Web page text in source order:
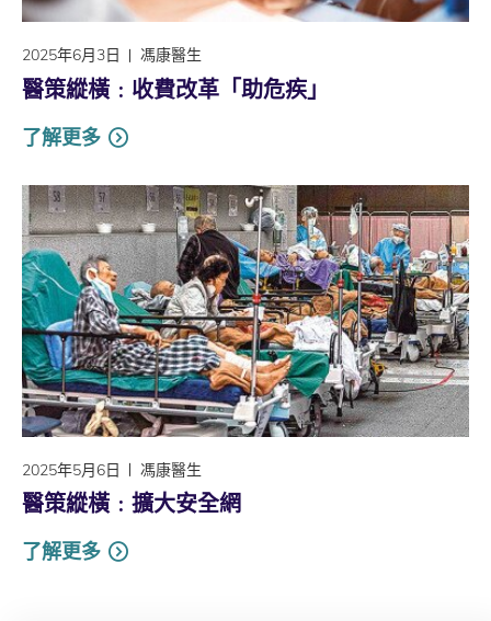
2025年6月3日 馮康醫生
醫策縱橫﹕收費改革「助危疾」
了解更多
2025年5月6日 馮康醫生
醫策縱橫﹕擴大安全網
了解更多